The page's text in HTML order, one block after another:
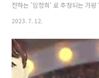
전하는 '임정희' 로 추청되는 가왕
할 복면가수 4인의 솔로곡 대결이
전 !!! 1. 2라운드대결 & 정체공개
왕 1급특수요원 김종서 저를 빼
판정단의 입맛을 사로잡을게요!
매너가 가왕을 만든다! 1급 특수
2023. 7. 12.